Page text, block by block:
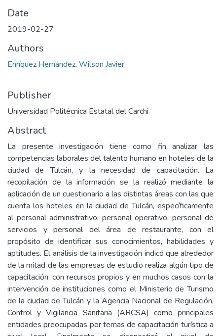
Date
2019-02-27
Authors
Enríquez Hernández, Wilson Javier
Publisher
Universidad Politécnica Estatal del Carchi
Abstract
La presente investigación tiene como fin analizar las
competencias laborales del talento humano en hoteles de la
ciudad de Tulcán, y la necesidad de capacitación. La
recopilación de la información se la realizó mediante la
aplicación de un cuestionario a las distintas áreas con las que
cuenta los hoteles en la ciudad de Tulcán, específicamente
al personal administrativo, personal operativo, personal de
servicios y personal del área de restaurante, con el
propósito de identificar sus conocimientos, habilidades y
aptitudes. El análisis de la investigación indicó que alrededor
de la mitad de las empresas de estudio realiza algún tipo de
capacitación, con recursos propios y en muchos casos con la
intervención de instituciones como el Ministerio de Turismo
de la ciudad de Tulcán y la Agencia Nacional de Regulación,
Control y Vigilancia Sanitaria (ARCSA) como principales
entidades preocupadas por temas de capacitación turística a